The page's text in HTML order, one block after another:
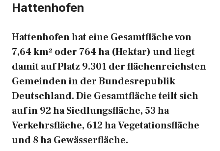
Hattenhofen
Hattenhofen hat eine Gesamtfläche von
7,64 km² oder 764 ha (Hektar) und liegt
damit auf Platz 9.301 der flächenreichsten
Gemeinden in der Bundesrepublik
Deutschland. Die Gesamtfläche teilt sich
auf in 92 ha Siedlungsfläche, 53 ha
Verkehrsfläche, 612 ha Vegetationsfläche
und 8 ha Gewässerfläche.